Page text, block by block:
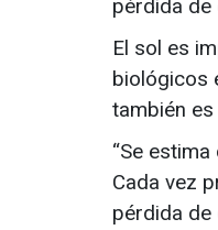
pérdida de
El sol es
biológicos
también
“Se
Cada vez
pérdida de